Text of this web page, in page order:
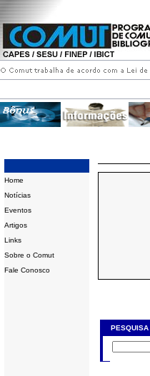
Home
Notícias
Eventos
Artigos
Links
Sobre o Comut
Fale Conosco